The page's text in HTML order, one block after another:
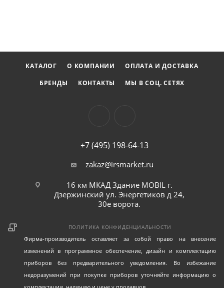
КАТАЛОГ О КОМПАНИИ
ОПЛАТА И ДОСТАВКА
БРЕНДЫ
КОНТАКТЫ МЫ В СОЦ. СЕТЯХ
+7 (495) 198-64-13
zakaz@irsmarket.ru
16 км МКАД Здание MOBIL г.
Дзержинский ул. Энергетиков д 24,
30е ворота.
ПОЛИТИКА КОНФИДЕНЦИАЛЬНОСТИ
Фирма-производитель оставляет за собой право на внесение
изменений в программное обеспечение, дизайн и комплектацию
приборов без предварительного уведомления. Во избежание
недоразумений при покупке приборов уточняйте информацию о